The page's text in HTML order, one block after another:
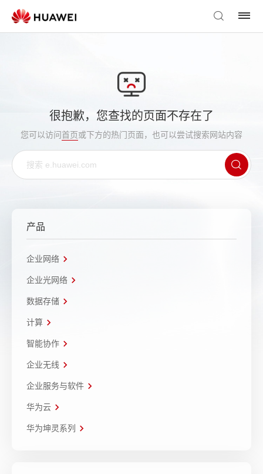
很抱歉，您查找的页面不存在了
您可以访问首页或下方的热门页面，也可以尝试搜索网站内容
产品
企业网络
企业光网络
数据存储
计算
智能协作
企业无线
企业服务与软件
华为云
华为坤灵系列